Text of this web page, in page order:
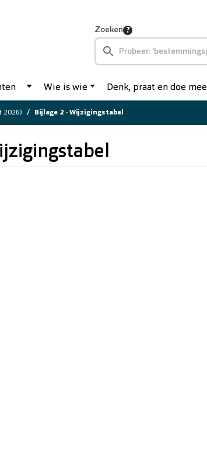
Zoeken
Wie is wie Denk, praat en doe mee
2026) Bijlage 2 - Wijzigingstabel